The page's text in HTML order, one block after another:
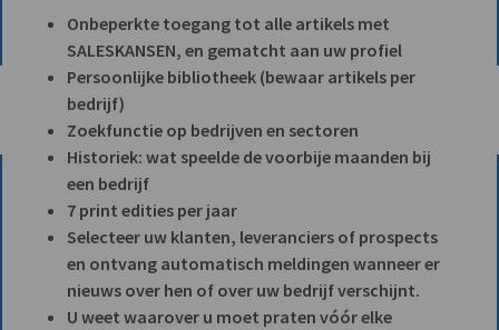
Onbeperkte toegang tot alle artikels met
SALESKANSEN, en gematcht aan uw profiel
Persoonlijke bibliotheek (bewaar artikels per
bedrijf)
Zoekfunctie op bedrijven en sectoren
Historiek: wat speelde de voorbije maanden bij
een bedrijf
7 print edities per jaar
Selecteer uw klanten, leveranciers of prospects
en ontvang automatisch meldingen wanneer er
nieuws over hen of over uw bedrijf verschijnt.
U weet waarover u moet praten vóór elke